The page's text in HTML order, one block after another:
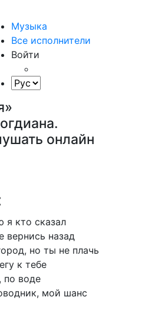
Музыка
Все исполнители
Войти
онлайн
я кто сказал
вернись назад
но ты не плачь
к тебе
по воде
мой шанс